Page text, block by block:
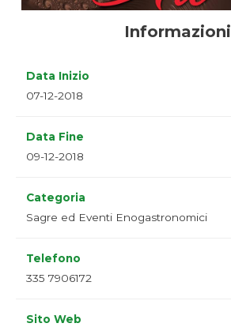
Informazioni
Data Inizio
07-12-2018
Data Fine
09-12-2018
Categoria
Sagre ed Eventi Enogastronomici
Telefono
335 7906172
Sito Web